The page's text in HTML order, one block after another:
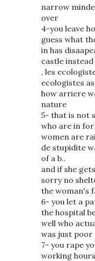
narrow
over
4-you leave
guess what
in has
castle instead
, les
ecologistes
how arriere
nature
5- that is not
who are in
women are
de stupidite
of a b..
and if she
sorry no
the woman's
6- you let a
the hospital
well who
was just poor
7- you rape
working